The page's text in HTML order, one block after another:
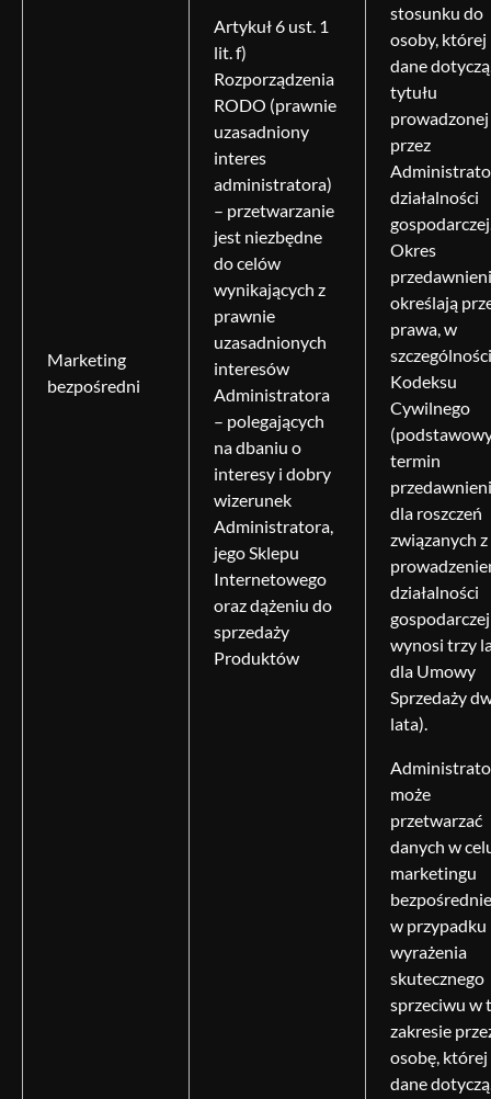
Marketing
bezpośredni
Artykuł 6 ust. 1
lit. f)
Rozporządzenia
RODO (prawnie
uzasadniony
interes
administratora)
– przetwarzanie
jest niezbędne
do celów
wynikających z
prawnie
uzasadnionych
interesów
Administratora
– polegających
na dbaniu o
interesy i dobry
wizerunek
Administratora,
jego Sklepu
Internetowego
oraz dążeniu do
sprzedaży
Produktów
stosunku do
osoby, której
dane
tytułu
prowadzonej
przez
działalności
Okres
określają
prawa, w
Kodeksu
Cywilnego
termin
dla roszczeń
związanych z
działalności
gospodarczej
wynosi trzy
dla Umowy
Sprzedaży
lata).
może
przetwarzać
danych w
marketingu
w przypadku
wyrażenia
skutecznego
sprzeciwu w
zakresie
osobę, której
dane